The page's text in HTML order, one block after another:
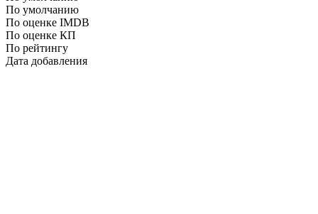
По умолчанию
По оценке IMDB
По оценке КП
По рейтингу
Дата добавления